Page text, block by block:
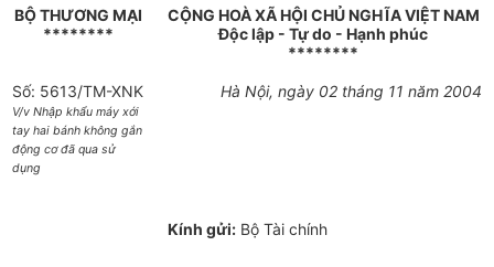
BỘ THƯƠNG MẠI
********
CỘNG HOÀ XÃ HỘI CHỦ NGHĨA VIỆT NAM
Độc lập - Tự do - Hạnh phúc
********
Số: 5613/TM-XNK
V/v Nhập khẩu máy xới
tay hai bánh không gắn
động cơ đã qua sử
dụng
Hà Nội, ngày 02 tháng 11 năm 2004
Kính gửi:Bộ Tài chính